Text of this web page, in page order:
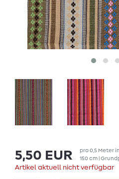
5,50 EUR pro0,5 Meter
150 cm |
Artikel aktuell nicht verfügbar